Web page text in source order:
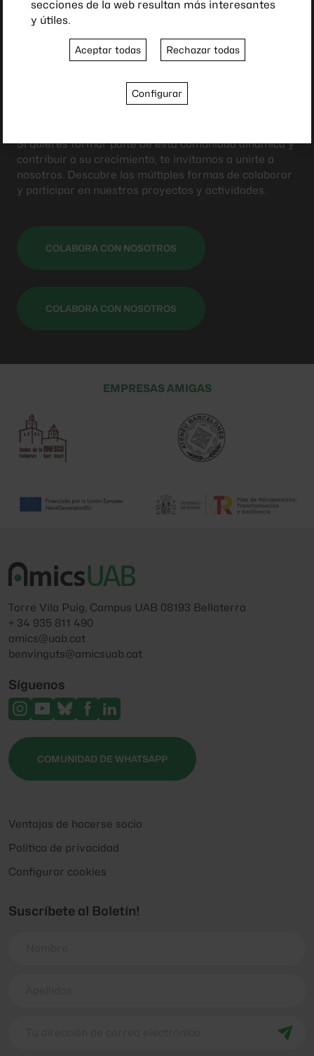
Colabora con nosotros
Nuestra asociación es posible gracias a la
implicación y apoyo de nuestros miembros y
Si quieres formar parte de esta comunidad dinámica y
contribuir a su crecimiento, te invitamos a unirte a
nosotros. Descubre las múltiples formas de colaborar
y participar en nuestros proyectos y actividades.
COLABORA CON NOSOTROS
COLABORA CON NOSOTROS
EMPRESAS AMIGAS
Torre Vila Puig, Campus UAB 08193 Bellaterra
+ 34 935 811 490
amics@uab.cat
benvinguts@amicsuab.cat
Síguenos
COMUNIDAD DE WHATSAPP
Ventajas de hacerse socio
Politica de privacidad
Configurar cookies
Suscríbete al Boletín!
secciones de la web resultan más interesantes
y útiles.
Aceptar todas Rechazar todas
Configurar